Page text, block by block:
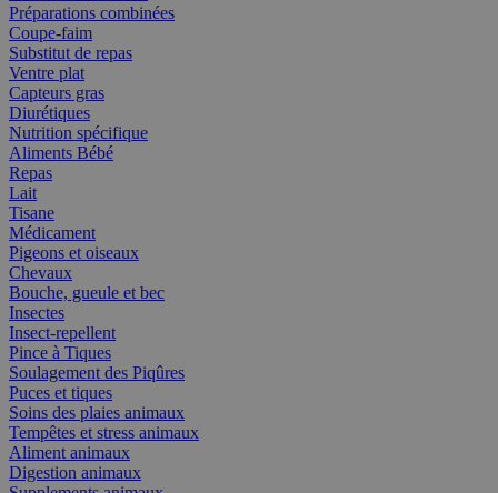
Préparations combinées
Coupe-faim
Substitut de repas
Ventre plat
Capteurs gras
Diurétiques
Nutrition spécifique
Aliments Bébé
Repas
Lait
Tisane
Médicament
Pigeons et oiseaux
Chevaux
Bouche, gueule et bec
Insectes
Insect-repellent
Pince à Tiques
Soulagement des Piqûres
Puces et tiques
Soins des plaies animaux
Tempêtes et stress animaux
Aliment animaux
Digestion animaux